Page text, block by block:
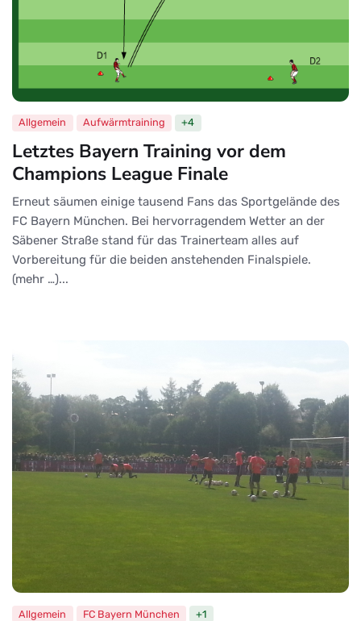
Letztes Bayern Training vor dem
Champions League Finale
Erneut säumen einige tausend Fans das Sportgelände des
FC Bayern München. Bei hervorragendem Wetter an der
Säbener Straße stand für das Trainerteam alles auf
Vorbereitung für die beiden anstehenden Finalspiele.
(mehr …)...
Allgemein Aufwärmtraining +4
Allgemein FC Bayern München +1